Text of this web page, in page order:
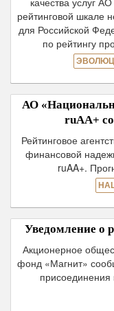
рейтинговой шкале
для Российской
по рейтингу
АО
ruAA+
Рейтинговое
финансовой
ruAA+.
Уведомление о
Акционерное
фонд «Магнит»